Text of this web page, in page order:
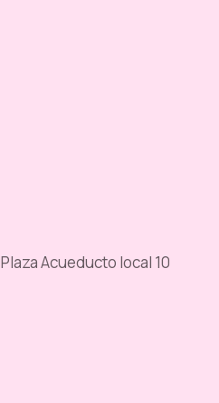
Acueducto local 10